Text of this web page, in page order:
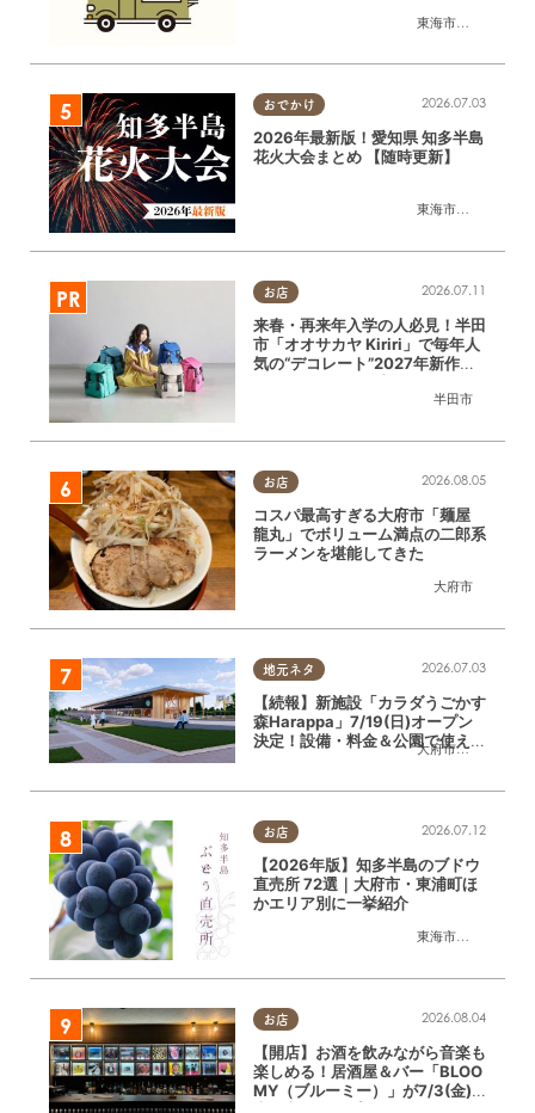
東海市大府市
おでかけ
東海市
,大府市
2026.07.03
2026年最新版！愛知県 知多半島
花火大会まとめ 【随時更新】
お店
半田市
2026.07.11
来春・再来年入学の人必見！半田
市「オオサカヤ Kiriri」で毎年人
気の“デコレート”2027年新作予
お店
大府市
2026.08.05
コスパ最高すぎる大府市「麺屋
龍丸」でボリューム満点の二郎系
ラーメンを堪能してきた
地元ネタ
大府市
,東浦町
2026.07.03
【続報】新施設「カラダうごかす
森Harappa」7/19(日)オープン
決定！設備・料金＆公園で使える
レンタルアイテムも登場
お店
東海市
,大府市
2026.07.12
【2026年版】知多半島のブドウ
直売所 72選｜大府市・東浦町ほ
かエリア別に一挙紹介
お店 2026.08.04
【開店】お酒を飲みながら音楽も
楽しめる！居酒屋＆バー「BLOO
MY（ブルーミー）」が7/3(金)